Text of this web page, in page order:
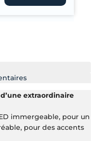
extraordinaire
immergeable, pour un
pour des accents